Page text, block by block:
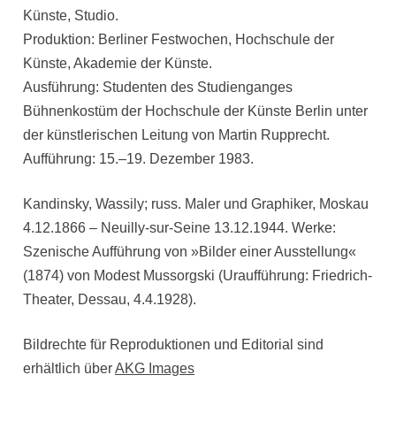
Künste, Studio.
Produktion: Berliner Festwochen, Hochschule der
Künste, Akademie der Künste.
Ausführung: Studenten des Studienganges
Bühnenkostüm der Hochschule der Künste Berlin unter
der künstlerischen Leitung von Martin Rupprecht.
Aufführung: 15.–19. Dezember 1983.
Kandinsky, Wassily; russ. Maler und Graphiker, Moskau
4.12.1866 – Neuilly-sur-Seine 13.12.1944. Werke:
Szenische Aufführung von »Bilder einer Ausstellung«
(1874) von Modest Mussorgski (Uraufführung: Friedrich-
Theater, Dessau, 4.4.1928).
Bildrechte für Reproduktionen und Editorial sind
erhältlich überAKG Images